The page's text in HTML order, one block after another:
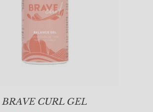
BRAVE CURL GEL